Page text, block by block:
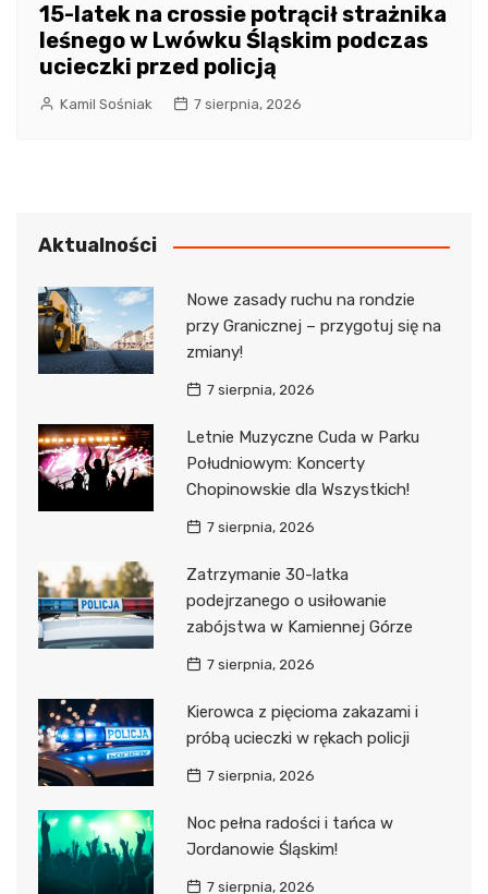
15-latek na crossie potrącił strażnika
leśnego w Lwówku Śląskim podczas
ucieczki przed policją
Kamil Sośniak 7 sierpnia, 2026
Aktualności
Nowe zasady ruchu na rondzie
przy Granicznej – przygotuj się na
zmiany!
7 sierpnia, 2026
Letnie Muzyczne Cuda w Parku
Południowym: Koncerty
Chopinowskie dla Wszystkich!
7 sierpnia, 2026
Zatrzymanie 30-latka
podejrzanego o usiłowanie
zabójstwa w Kamiennej Górze
7 sierpnia, 2026
Kierowca z pięcioma zakazami i
próbą ucieczki w rękach policji
7 sierpnia, 2026
Noc pełna radości i tańca w
Jordanowie Śląskim!
7 sierpnia, 2026